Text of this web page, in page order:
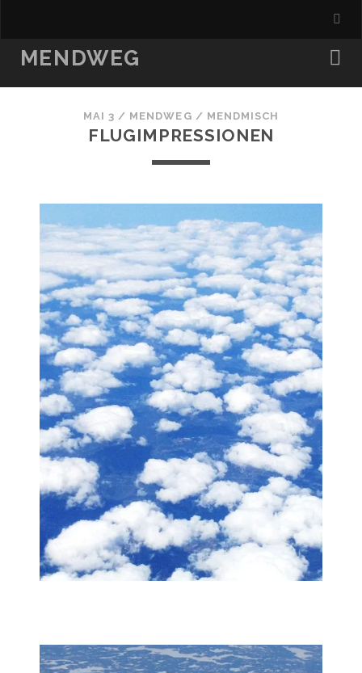
MENDWEG
MAI 3 / MENDWEG / MENDMISCH
FLUGIMPRESSIONEN